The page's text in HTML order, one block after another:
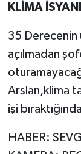
KLİMA
35 Derecenin
açılmadan
Arslan,klima
işi
HABER: